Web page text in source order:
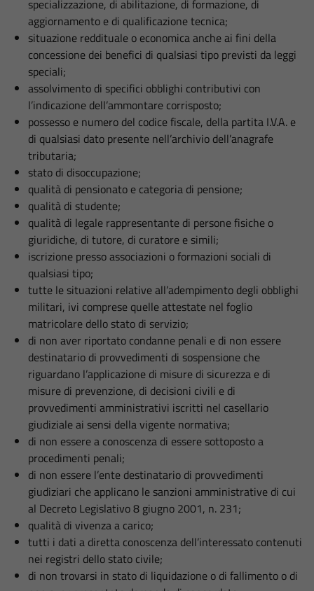
specializzazione, di abilitazione, di formazione, di
aggiornamento e di qualificazione tecnica;
situazione reddituale o economica anche ai fini della
concessione dei benefici di qualsiasi tipo previsti da leggi
speciali;
assolvimento di specifici obblighi contributivi con
l’indicazione dell’ammontare corrisposto;
possesso e numero del codice fiscale, della partita I.V.A. e
di qualsiasi dato presente nell’archivio dell’anagrafe
tributaria;
stato di disoccupazione;
qualità di pensionato e categoria di pensione;
qualità di studente;
qualità di legale rappresentante di persone fisiche o
giuridiche, di tutore, di curatore e simili;
iscrizione presso associazioni o formazioni sociali di
qualsiasi tipo;
tutte le situazioni relative all’adempimento degli obblighi
militari, ivi comprese quelle attestate nel foglio
matricolare dello stato di servizio;
di non aver riportato condanne penali e di non essere
destinatario di provvedimenti di sospensione che
riguardano l’applicazione di misure di sicurezza e di
misure di prevenzione, di decisioni civili e di
provvedimenti amministrativi iscritti nel casellario
giudiziale ai sensi della vigente normativa;
di non essere a conoscenza di essere sottoposto a
procedimenti penali;
di non essere l’ente destinatario di provvedimenti
giudiziari che applicano le sanzioni amministrative di cui
al Decreto Legislativo 8 giugno 2001, n. 231;
qualità di vivenza a carico;
tutti i dati a diretta conoscenza dell’interessato contenuti
nei registri dello stato civile;
di non trovarsi in stato di liquidazione o di fallimento o di